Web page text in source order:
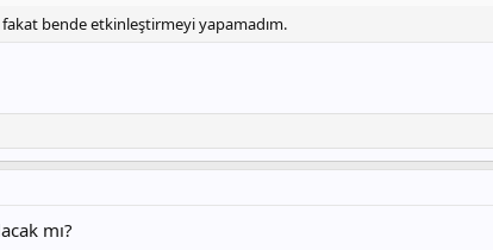
bende etkinleştirmeyi yapamadım.
mı?